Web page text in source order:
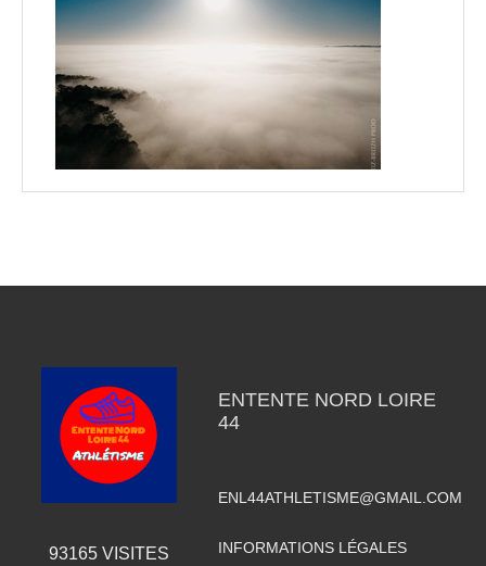
93165VISITES
ENTENTE NORD LOIRE
44
ENL44ATHLETISME@GMAIL.COM
INFORMATIONS LÉGALES